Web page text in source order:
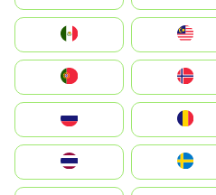
South Korea
Nederland
Slovensko